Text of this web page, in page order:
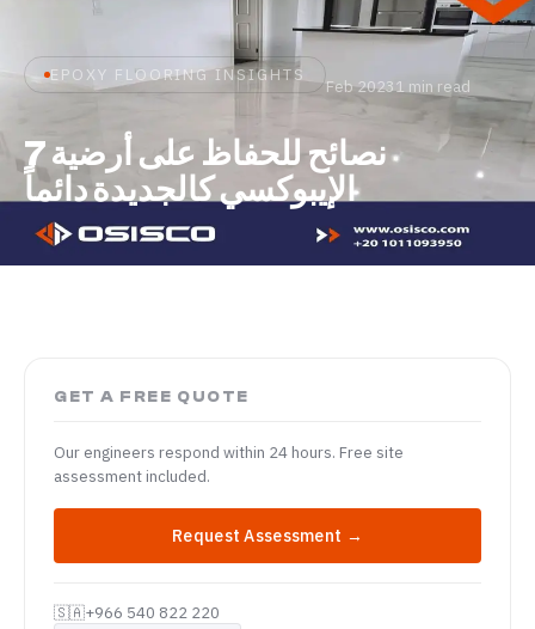
EPOXY FLOORING INSIGHTS
Feb 20231 min read
7 نصائح للحفاظ على أرضية
الإيبوكسي كالجديدة دائماً
GET A FREE QUOTE
Our engineers respond within 24 hours. Free site
assessment included.
Request Assessment →
🇸🇦+966 540 822 220